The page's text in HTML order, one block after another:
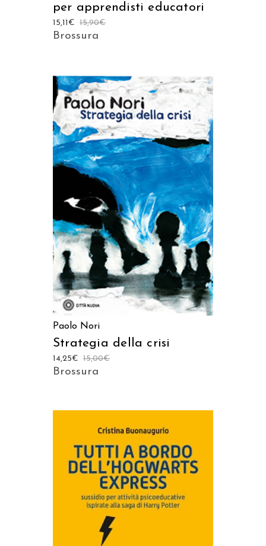
per apprendisti educatori
15,90€
15,11 €
Brossura
AGGIUNGI AL CARRELLO
Paolo Nori
Strategia della crisi
15,00€
14,25€
Brossura
AGGIUNGI AL CARRELLO